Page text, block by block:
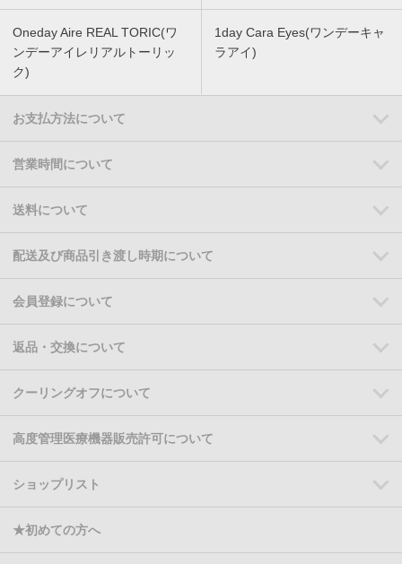
Oneday Aire REAL TORIC(ワ
ンデーアイレリアルトーリッ
ク)
1day Cara Eyes(ワンデーキャ
ラアイ)
お支払方法について
営業時間について
送料について
配送及び商品引き渡し時期について
会員登録について
返品・交換について
クーリングオフについて
高度管理医療機器販売許可について
ショップリスト
★初めての方へ